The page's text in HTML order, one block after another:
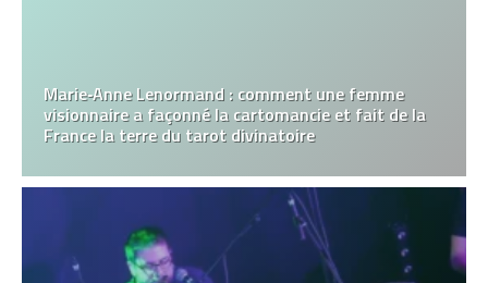
Marie‑Anne Lenormand : comment une femme
visionnaire a façonné la cartomancie et fait de la
France la terre du tarot divinatoire